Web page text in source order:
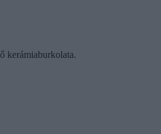
kerámiaburkolata.